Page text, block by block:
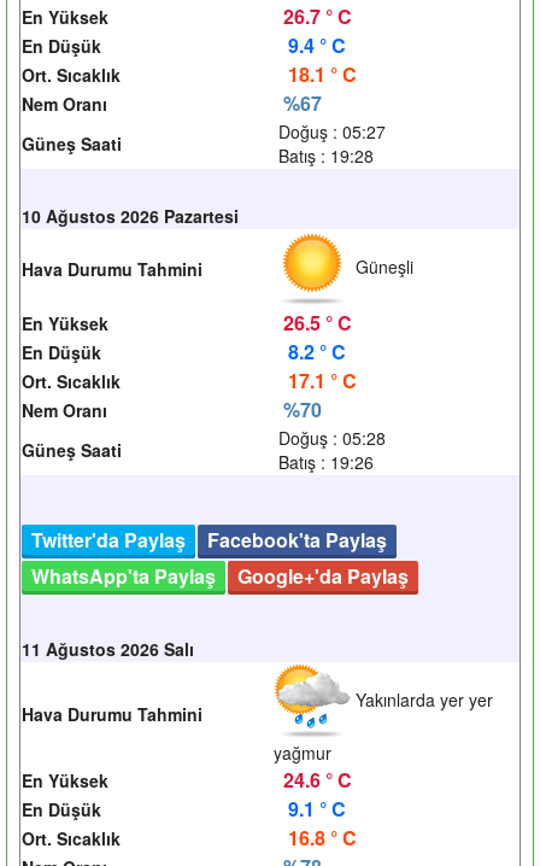
En Yüksek 26.7 ° C
En Düşük 9.4 ° C
Ort. Sıcaklık 18.1 ° C
Nem Oranı %67
Güneş Saati
Doğuş : 05:27
Batış : 19:28
10 Ağustos 2026 Pazartesi
Hava Durumu Tahmini Güneşli
En Yüksek 26.5 ° C
En Düşük 8.2 ° C
Ort. Sıcaklık 17.1 ° C
Nem Oranı %70
Güneş Saati
Doğuş : 05:28
Batış : 19:26
Twitter'da Paylaş
Facebook'ta Paylaş
WhatsApp'ta Paylaş
Google+'da Paylaş
11 Ağustos 2026 Salı
Hava Durumu Tahmini
Yakınlarda yer yer
yağmur
En Yüksek
24.6 ° C
En Düşük 9.1 ° C
Ort. Sıcaklık 16.8 ° C